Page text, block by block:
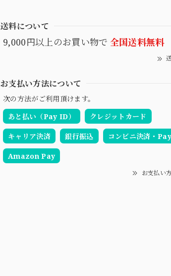
送料について
9,000円以上のお買い物で 全国送料無料
お支払い方法について
次の方法がご利用頂けます。
あと払い（Pay ID）
クレジットカード
キャリア決済 銀行振込 コンビニ決済・
Amazon Pay
お支払い